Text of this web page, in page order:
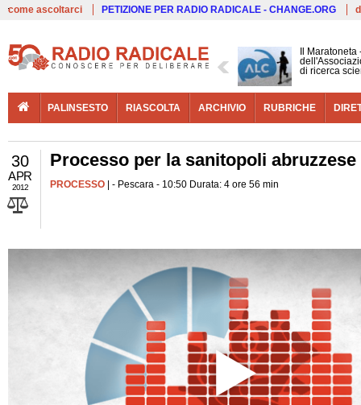
come ascoltarci PETIZIONE PER RADIO RADICALE - CHANGE.ORG
Il
di ricerca
PALINSESTO RIASCOLTA ARCHIVIO RUBRICHE
30
APR
2012
Processo per la sanitopoli
PROCESSO | - Pescara - 10:50 Durata: 4 ore 56 min